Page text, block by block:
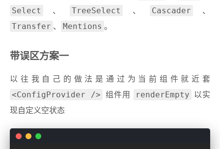
Select 、 TreeSelect 、 Cascader 、
Transfer 、 Mentions 。
带误区方案一
以往我自己的做法是通过为当前组件就近套
<ConfigProvider /> 组件用 renderEmpty
以实
现自定义空状态